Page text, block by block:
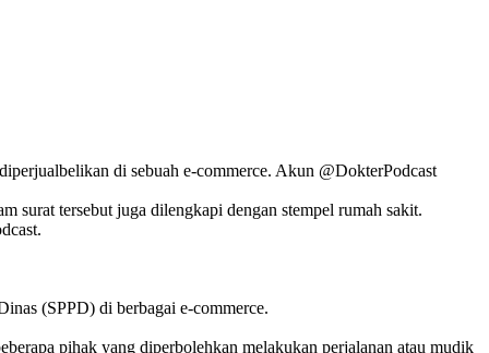
di sebuah e-commerce. Akun @DokterPodcast
surat tersebut juga dilengkapi dengan stempel rumah sakit.
(SPPD) di berbagai e-commerce.
pihak yang diperbolehkan melakukan perjalanan atau mudik